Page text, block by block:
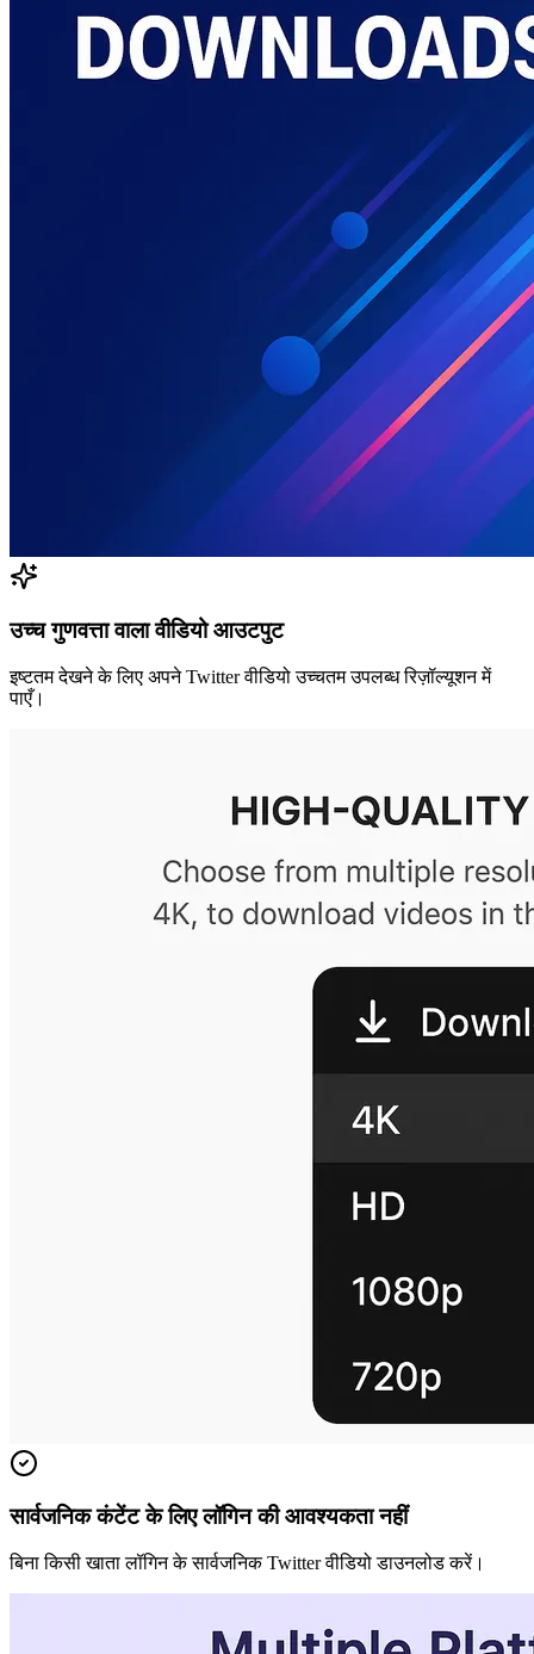
उच्च गुणवत्ता वाला वीडियो आउटपुट
इष्टतम देखने के लिए अपने Twitter वीडियो उच्चतम उपलब्ध रिज़ॉल्यूशन में
पाएँ।
सार्वजनिक कंटेंट के लिए लॉगिन की आवश्यकता नहीं
बिना किसी खाता लॉगिन के सार्वजनिक Twitter वीडियो डाउनलोड करें।